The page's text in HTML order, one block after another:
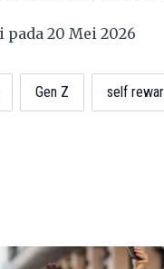
pada 20 Mei 2026
Gen Z self